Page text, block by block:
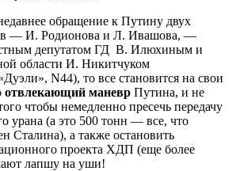
обращение к Путину двух
— И. Родионова и Л. Ивашова, —
депутатом ГД В. Илюхиным и
области И. Никитчуком
N44), то все становится на свои
отвлекающий маневр Путина, и не
чтобы немедленно пресечь передачу
урана (а это 500 тонн — все, что
Сталина), а также остановить
проекта ХДП (еще более
лапшу на уши!